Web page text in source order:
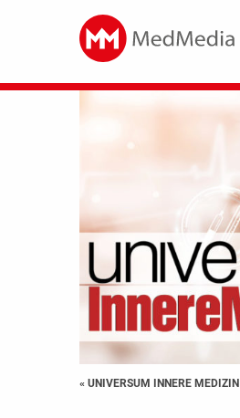
« UNIVERSUM INNERE MEDIZIN